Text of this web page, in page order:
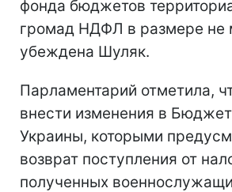
фонда бюджетов
громад НДФЛ в размере не
убеждена Шуляк.
Парламентарий отметила,
внести изменения в
Украины, которыми
возврат поступления от
полученных